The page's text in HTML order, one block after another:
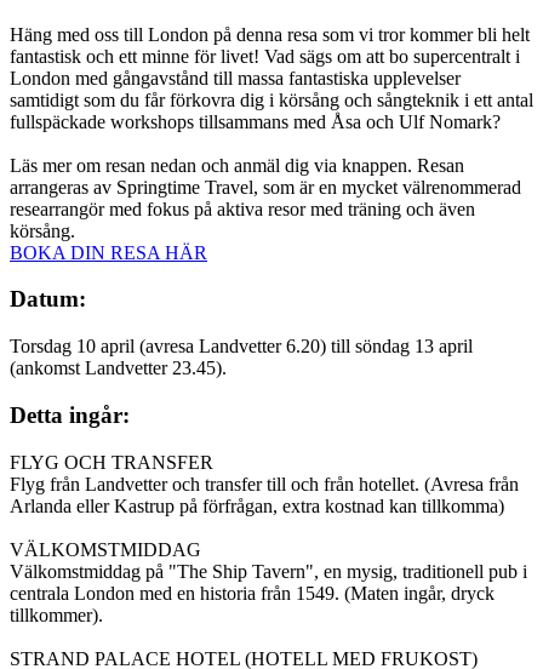
Häng med oss till London på denna resa som vi tror kommer bli helt
fantastisk och ett minne för livet! Vad sägs om att bo supercentralt i
London med gångavstånd till massa fantastiska upplevelser
samtidigt som du får förkovra dig i körsång och sångteknik i ett antal
fullspäckade workshops tillsammans med Åsa och Ulf Nomark?
Läs mer om resan nedan och anmäl dig via knappen. Resan
arrangeras av Springtime Travel, som är en mycket välrenommerad
researrangör med fokus på aktiva resor med träning och även
körsång.
BOKA DIN RESA HÄR
Datum:
Torsdag 10 april (avresa Landvetter 6.20) till söndag 13 april
(ankomst Landvetter 23.45).
Detta ingår:
FLYG OCH TRANSFER
Flyg från Landvetter och transfer till och från hotellet. (Avresa från
Arlanda eller Kastrup på förfrågan, extra kostnad kan tillkomma)
VÄLKOMSTMIDDAG
Välkomstmiddag på "The Ship Tavern", en mysig, traditionell pub i
centrala London med en historia från 1549. (Maten ingår, dryck
tillkommer).
STRAND PALACE HOTEL (HOTELL MED FRUKOST)